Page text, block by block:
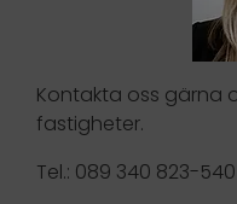
Kontakta oss gärna
fastigheter.
Tel.: 089 340 823-